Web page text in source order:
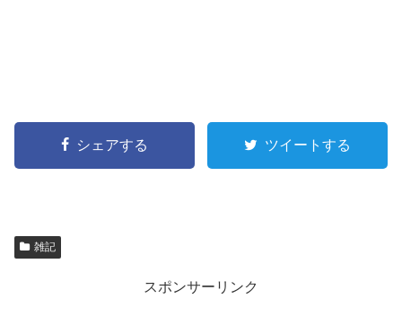
シェアする ツイートする
雑記
スポンサーリンク